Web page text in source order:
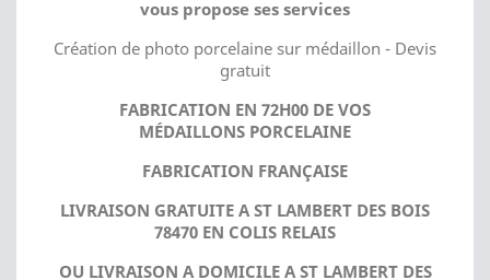
vous propose ses services
Création de photo porcelaine sur médaillon - Devis
gratuit
FABRICATION EN 72H00 DE VOS
MÉDAILLONS PORCELAINE
FABRICATION FRANÇAISE
LIVRAISON GRATUITE A ST LAMBERT DES BOIS
78470 EN COLIS RELAIS
OU LIVRAISON A DOMICILE A ST LAMBERT DES